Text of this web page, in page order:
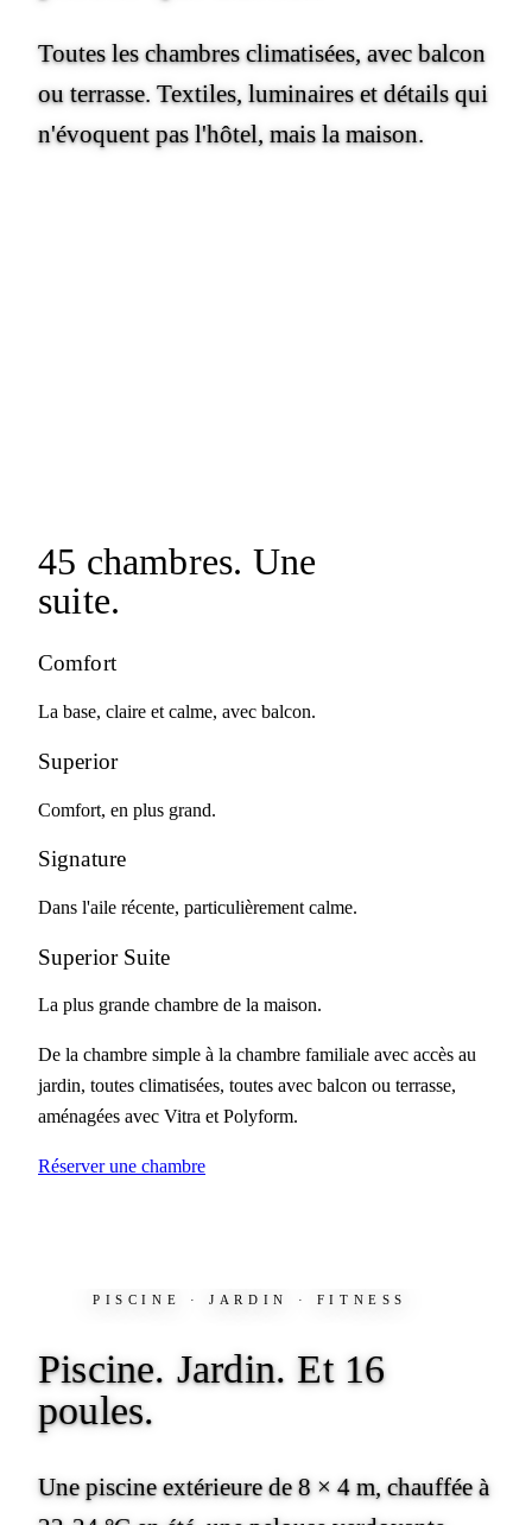
Toutes les chambres climatisées, avec balcon
ou terrasse. Textiles, luminaires et détails qui
n'évoquent pas l'hôtel, mais la maison.
45 chambres. Une
suite.
Comfort
La base, claire et calme, avec balcon.
Superior
Comfort, en plus grand.
Signature
Dans l'aile récente, particulièrement calme.
Superior Suite
La plus grande chambre de la maison.
De la chambre simple à la chambre familiale avec accès au
jardin, toutes climatisées, toutes avec balcon ou terrasse,
aménagées avec Vitra et Polyform.
Réserver une chambre
PISCINE · JARDIN · FITNESS
Piscine. Jardin. Et 16
poules.
Une piscine extérieure de 8 × 4 m, chauffée à